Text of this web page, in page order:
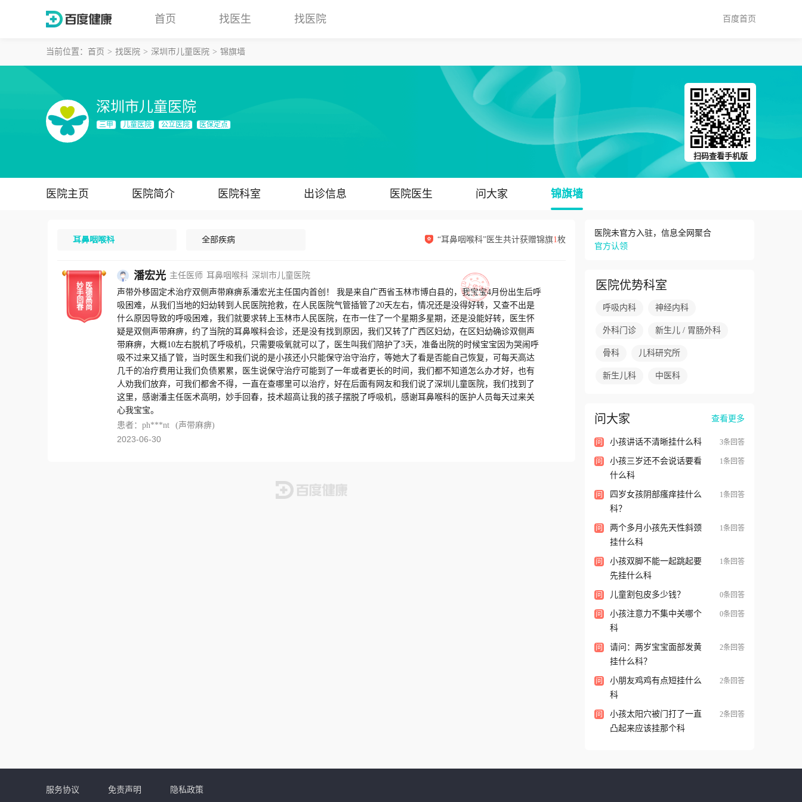
首页 找医生 找医院 百度首页
当前位置： 首页 找医院 深圳市儿童医院 锦旗墙
深圳市儿童医院
三甲 儿童医院 公立医院 医保定点
扫码查看手机版
医院主页 医院简介 医院科室 出诊信息 医院医生 问大家 锦旗墙
耳鼻咽喉科 全部疾病 “耳鼻咽喉科”医生共计获赠锦旗1枚
妙
手
回
春
医
德
高
尚
潘宏光 主任医师 耳鼻咽喉科 深圳市儿童医院
声带外移固定术治疗双侧声带麻痹系潘宏光主任国内首创！ 我是来自广西省玉林市博白县的，我宝宝4月份出生后呼
吸困难，从我们当地的妇幼转到人民医院抢救，在人民医院气管插管了20天左右，情况还是没得好转，又查不出是
什么原因导致的呼吸困难，我们就要求转上玉林市人民医院，在市一住了一个星期多星期，还是没能好转，医生怀
疑是双侧声带麻痹，约了当院的耳鼻喉科会诊，还是没有找到原因，我们又转了广西区妇幼，在区妇幼确诊双侧声
带麻痹，大概10左右脱机了呼吸机，只需要吸氧就可以了，医生叫我们陪护了3天，准备出院的时候宝宝因为哭闹呼
吸不过来又插了管，当时医生和我们说的是小孩还小只能保守治守治疗，等她大了看是否能自己恢复，可每天高达
几千的冶疗费用让我们负债累累，医生说保守治疗可能到了一年或者更长的时间，我们都不知道怎么办才好，也有
人劝我们放弃，可我们都舍不得，一直在查哪里可以治疗，好在后面有网友和我们说了深圳儿童医院，我们找到了
这里，感谢潘主任医术高明，妙手回春，技术超高让我的孩子摆脱了呼吸机，感谢耳鼻喉科的医护人员每天过来关
心我宝宝。
患者：ph***nt
(声带麻痹)
2023-06-30
医院未官方入驻，信息全网聚合
官方认领
医院优势科室
呼吸内科 神经内科
外科门诊 新生儿 / 胃肠外科
骨科 儿科研究所
新生儿科 中医科
问大家 查看更多
问 小孩讲话不清晰挂什么科 3条回答
问
小孩三岁还不会说话要看
什么科
1条回答
问
四岁女孩阴部瘙痒挂什么
科？
1条回答
问
两个多月小孩先天性斜颈
挂什么科
1条回答
问
小孩双脚不能一起跳起要
先挂什么科
1条回答
问 儿童割包皮多少钱？ 0条回答
问
小孩注意力不集中关哪个
科
0条回答
问
请问：两岁宝宝面部发黄
挂什么科？
2条回答
问
小朋友鸡鸡有点短挂什么
科
2条回答
问
小孩太阳穴被门打了一直
凸起来应该挂那个科
2条回答
服务协议 免责声明 隐私政策